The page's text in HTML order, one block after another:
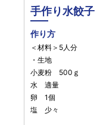
手作り水餃子
作り方
＜材料＞5人分
・生地
小麦粉 500ｇ
水 適量
卵 1個
塩 少々